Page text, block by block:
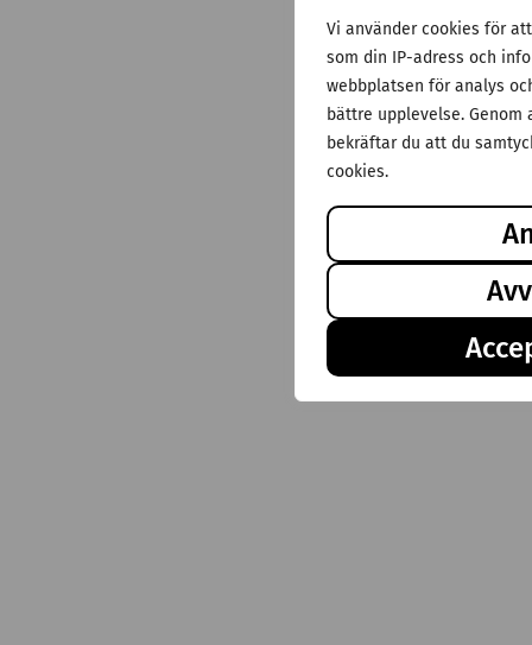
Vi använder cookies för
som din IP-adress och
webbplatsen för analys
bättre upplevelse.
bekräftar du att du
cookies.